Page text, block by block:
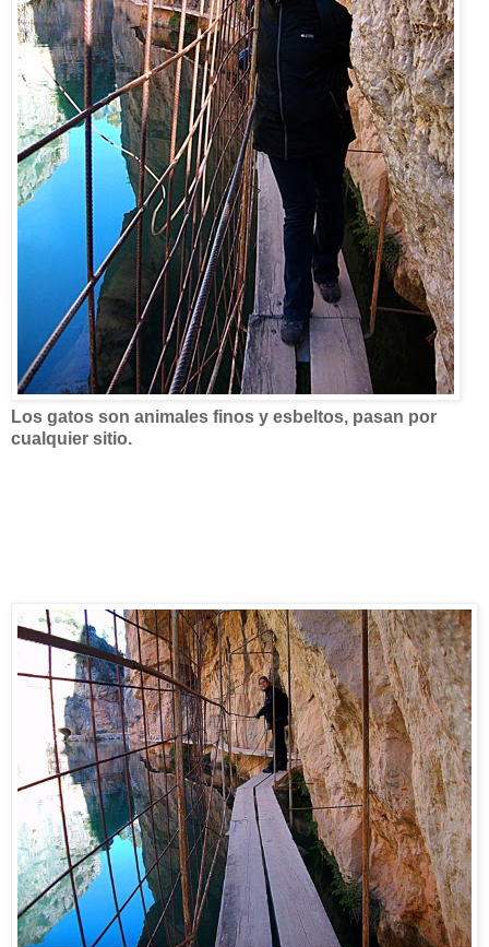
Los gatos son animales finos y esbeltos, pasan por
cualquier sitio.